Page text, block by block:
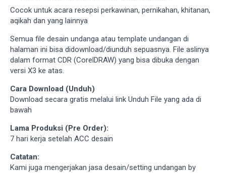
Cocok untuk acara resepsi perkawinan, pernikahan, khitanan,
aqikah dan yang lainnya
Semua file desain undanga atau template undangan di
halaman ini bisa didownload/diunduh sepuasnya. File aslinya
dalam format CDR (CorelDRAW) yang bisa dibuka dengan
versi X3 ke atas.
Cara Download (Unduh)
Download secara gratis melalui link Unduh File yang ada di
bawah
Lama Produksi (Pre Order):
7 hari kerja setelah ACC desain
Catatan:
Kami juga mengerjakan jasa desain/setting undangan by